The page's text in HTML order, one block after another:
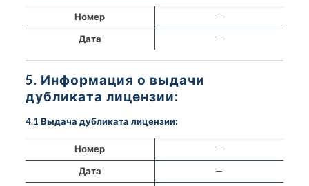
Номер
—
Дата
—
5. Информация о выдачи
дубликата лицензии:
4.1 Выдача дубликата лицензии:
Номер
—
Дата
—